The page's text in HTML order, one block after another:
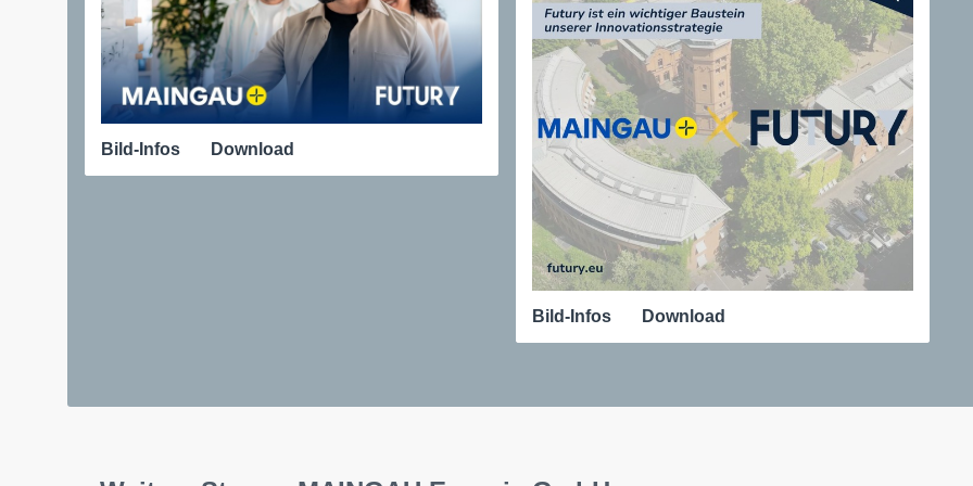
Bild-Infos Download
Bild-Infos Download